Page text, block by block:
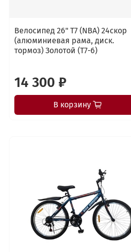
Велосипед 26" Т7 (NBA) 24скор
(алюминиевая рама, диск.
тормоз) Золотой (T7-6)
14 300 ₽
В корзину